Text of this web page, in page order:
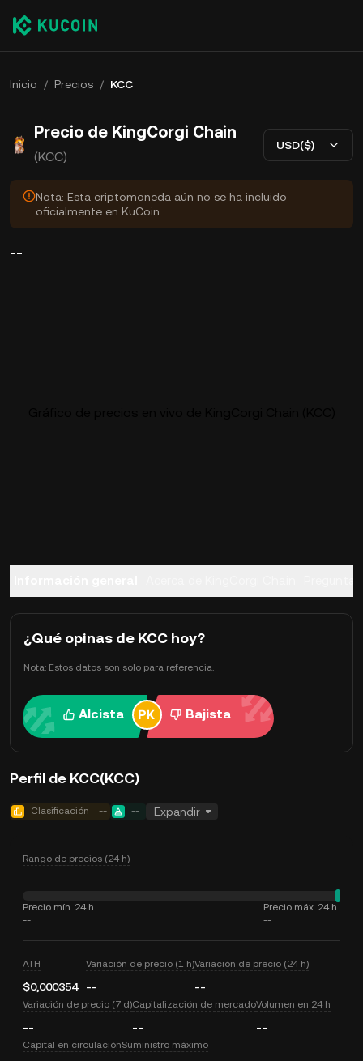
Inicio / Precios / KCC
Precio de KingCorgi Chain
(KCC)
USD($)
Nota: Esta criptomoneda aún no se ha incluido
oficialmente en KuCoin.
--
¿Qué opinas de KCC hoy?
Nota: Estos datos son solo para referencia.
Alcista Bajista
Perfil de KCC(KCC)
Clasificación -- -- Expandir
Rango de precios (24 h)
Precio mín. 24 h
--
Precio máx. 24 h
--
ATH
$0,000354
Variación de precio (1 h)
--
Variación de precio (24 h)
--
Variación de precio (7 d)
--
Capitalización de mercado
--
Volumen en 24 h
--
Capital en circulaciónSuministro máximo